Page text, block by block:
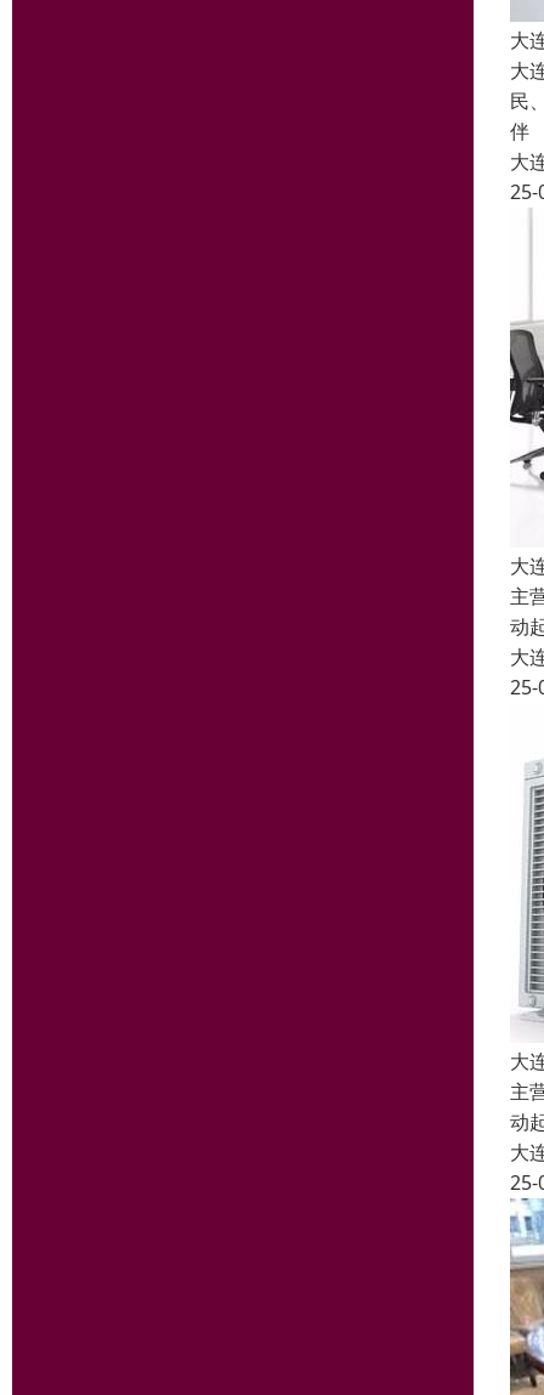
大
大
民
伴
大
25-
大
主
动
大
25-
大
主
动
大
25-